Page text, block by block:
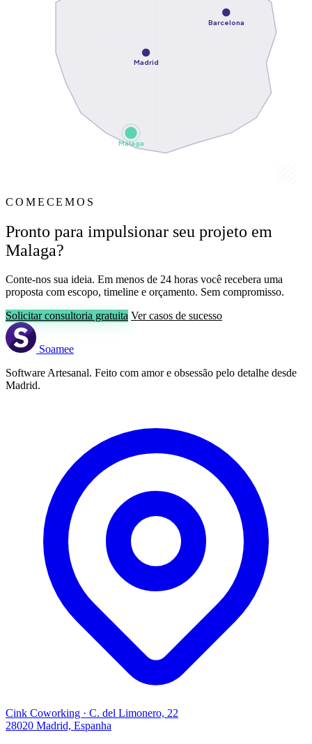
Madrid
Barcelona
Málaga
COMECEMOS
Pronto para impulsionar seu projeto em
Malaga?
Conte-nos sua ideia. Em menos de 24 horas você recebera uma
proposta com escopo, timeline e orçamento. Sem compromisso.
Solicitar consultoria gratuita Ver casos de sucesso
Soamee
Software Artesanal. Feito com amor e obsessão pelo detalhe desde
Madrid.
Cink Coworking · C. del Limonero, 22
28020 Madrid, Espanha